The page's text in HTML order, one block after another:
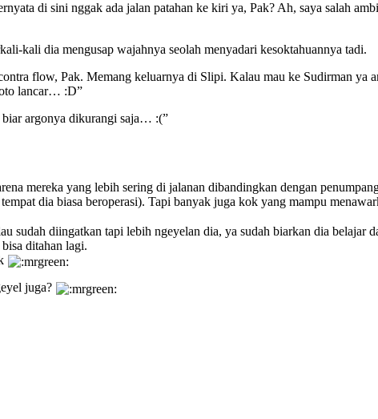
di sini nggak ada jalan patahan ke kiri ya, Pak? Ah, saya salah
kali dia mengusap wajahnya seolah menyadari kesoktahuannya tadi.
flow, Pak. Memang keluarnya di Slipi. Kalau mau ke Sudirman ya
lancar… :D”
argonya dikurangi saja… :(”
mereka yang lebih sering di jalanan dibandingkan dengan
dia biasa beroperasi). Tapi banyak juga kok yang mampu
sudah diingatkan tapi lebih ngeyelan dia, ya sudah biarkan dia belajar
ditahan lagi.
juga?